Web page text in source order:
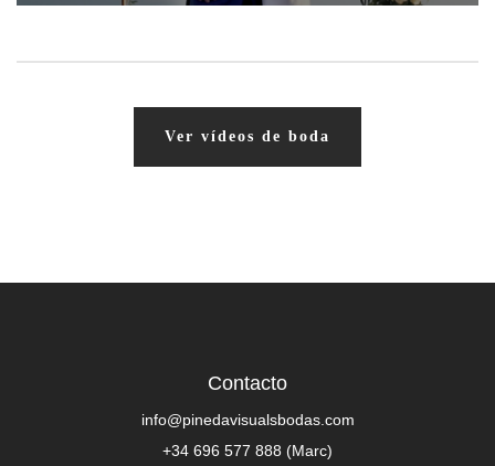
Ver vídeos de boda
Contacto
info@pinedavisualsbodas.com
+34 696 577 888 (Marc)